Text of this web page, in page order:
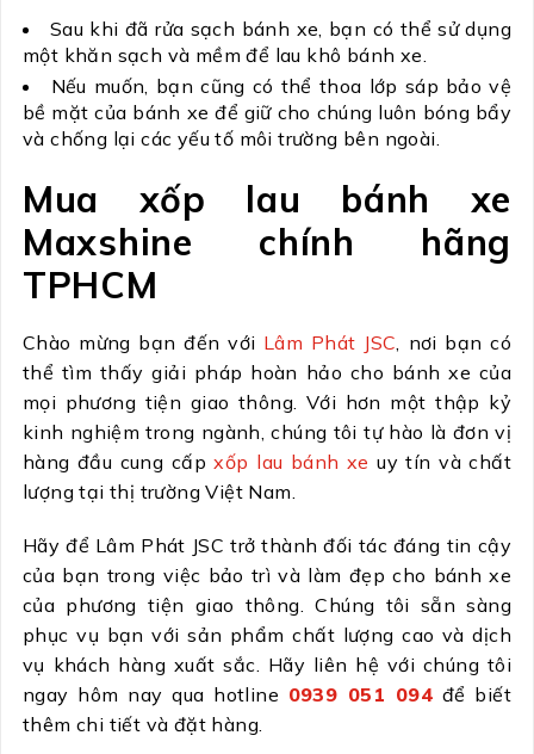
Sau khi đã rửa sạch bánh xe, bạn có thể sử dụng
một khăn sạch và mềm để lau khô bánh xe.
Nếu muốn, bạn cũng có thể thoa lớp sáp bảo vệ
bề mặt của bánh xe để giữ cho chúng luôn bóng bẩy
và chống lại các yếu tố môi trường bên ngoài.
Mua xốp lau bánh xe
Maxshine chính hãng
TPHCM
Chào mừng bạn đến với Lâm Phát JSC , nơi bạn có
thể tìm thấy giải pháp hoàn hảo cho bánh xe của
mọi phương tiện giao thông. Với hơn một thập kỷ
kinh nghiệm trong ngành, chúng tôi tự hào là đơn vị
hàng đầu cung cấpxốp lau bánh xe uy tín và chất
lượng tại thị trường Việt Nam.
Hãy để Lâm Phát JSC trở thành đối tác đáng tin cậy
của bạn trong việc bảo trì và làm đẹp cho bánh xe
của phương tiện giao thông. Chúng tôi sẵn sàng
phục vụ bạn với sản phẩm chất lượng cao và dịch
vụ khách hàng xuất sắc. Hãy liên hệ với chúng tôi
ngay hôm nay qua hotline 0939 051 094 để biết
thêm chi tiết và đặt hàng.